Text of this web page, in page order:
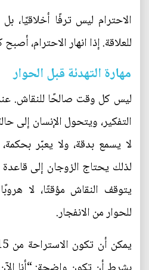
الاحترام ليس ترفًا أخلاقيًا،
للعلاقة. إذا انهار الاحترام،
مهارة التهدئة قبل الحوار
ليس كل وقت صالحًا للنقاش.
التفكير، ويتحول الإنسان إلى
لا يسمع بدقة، ولا يعبّر بحكمة،
لذلك يحتاج الزوجان إلى قاعدة
يتوقف النقاش مؤقتًا، لا
للحوار من الانفجار.